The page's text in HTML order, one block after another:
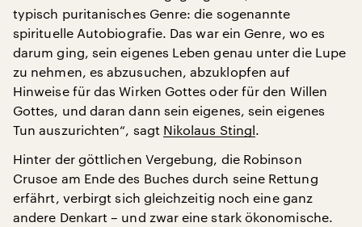
typisch puritanisches Genre: die sogenannte
spirituelle Autobiografie. Das war ein Genre, wo es
darum ging, sein eigenes Leben genau unter die Lupe
zu nehmen, es abzusuchen, abzuklopfen auf
Hinweise für das Wirken Gottes oder für den Willen
Gottes, und daran dann sein eigenes, sein eigenes
Tun auszurichten“, sagt Nikolaus Stingl.
Hinter der göttlichen Vergebung, die Robinson
Crusoe am Ende des Buches durch seine Rettung
erfährt, verbirgt sich gleichzeitig noch eine ganz
andere Denkart – und zwar eine stark ökonomische.